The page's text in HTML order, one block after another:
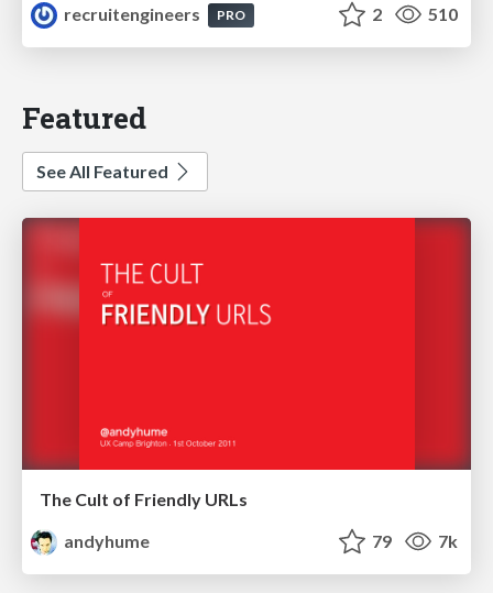
recruitengineers
PRO 2 510
Featured
See All Featured
The Cult of Friendly URLs
andyhume
79 7k